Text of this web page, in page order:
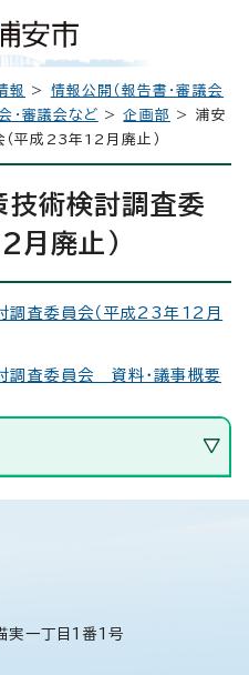
報 > 情報公開（報告書・審議会
・審議会など >企画部
> 浦安
平成23年12月廃止）
技術検討調査委
月廃止）
調査委員会（平成23年12月
調査委員会 資料・議事概要
一丁目1番1号